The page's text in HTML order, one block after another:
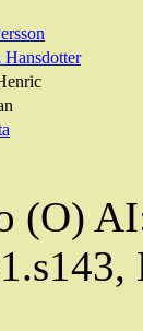
Hansdotter
(O)